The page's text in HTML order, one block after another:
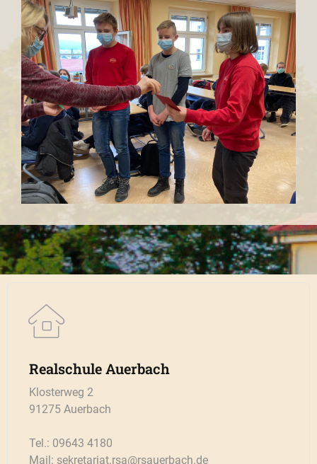
Realschule Auerbach
Klosterweg 2
91275 Auerbach
Tel.: 09643 4180
Mail: sekretariat.rsa@rsauerbach.de